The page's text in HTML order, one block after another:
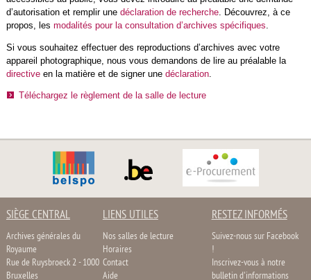
d’autorisation et remplir une déclaration de recherche. Découvrez, à ce
propos, les modalités pour la consultation d’archives spécifiques
Si vous souhaitez effectuer des reproductions d’archives avec votre
appareil photographique, nous vous demandons de lire au préalable la
directiveen la matière et de signer une déclaration.
Téléchargez le règlement de la salle de lecture
SIÈGE CENTRAL
Archives générales du
Royaume
Rue de Ruysbroeck 2 - 1000
Bruxelles
LIENS UTILES
Nos salles de lecture
Horaires
Contact
Aide
RESTEZ INFORMÉS
Suivez-nous sur Facebook
!
Inscrivez-vous à notre
bulletin d'informations